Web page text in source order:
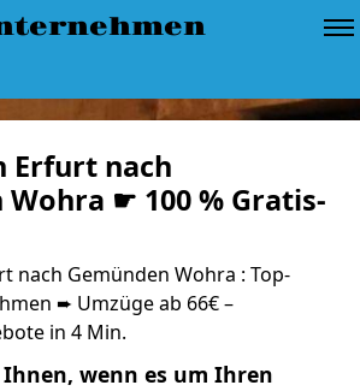
Erfurt nach
Wohra ☛ 100 % Gratis-
nach Gemünden Wohra : Top-
➨ Umzüge ab 66€ –
in 4 Min.
wenn es um Ihren